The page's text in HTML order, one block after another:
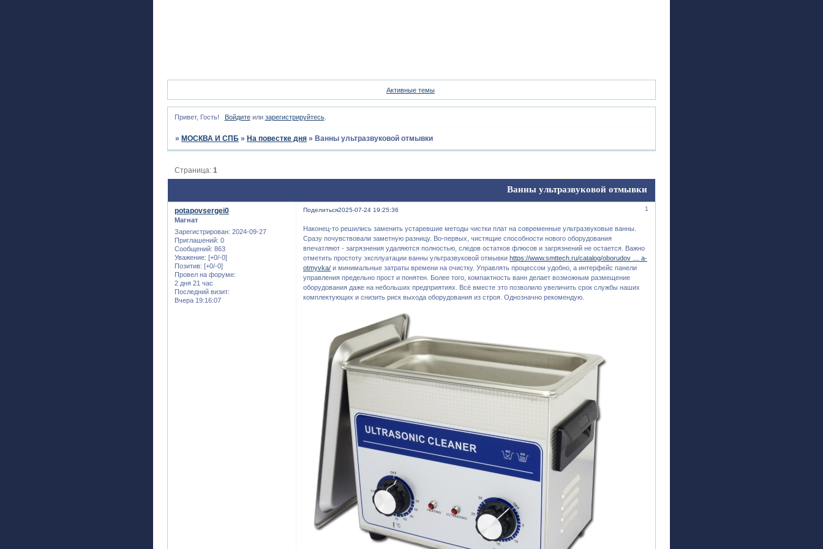
Активные темы
Привет, Гость! Войдитеили зарегистрируйтесь.
» МОСКВА И СПБ » На повестке дня » Ванны ультразвуковой отмывки
Ванны ультразвуковой отмывки
Страница:1
Поделиться 1
2025-07-24 19:25:36
potapovsergei0
Магнат
Зарегистрирован: 2024-09-27
Приглашений: 0
Сообщений: 863
Уважение: [+0/-0]
Позитив: [+0/-0]
Провел на форуме:
2 дня 21 час
Последний визит:
Вчера 19:16:07
Наконец-то решились заменить устаревшие методы чистки плат на современные ультразвуковые ванны.
Сразу почувствовали заметную разницу. Во-первых, чистящие способности нового оборудования
впечатляют - загрязнения удаляются полностью, следов остатков флюсов и загрязнений не остается. Важно
отметить простоту эксплуатации ванны ультразвуковой отмывкиhttps://www.smttech.ru/catalog/oborudov … a-
otmyvka/ и минимальные затраты времени на очистку. Управлять процессом удобно, а интерфейс панели
управления предельно прост и понятен. Более того, компактность ванн делает возможным размещение
оборудования даже на небольших предприятиях. Всё вместе это позволило увеличить срок службы наших
комплектующих и снизить риск выхода оборудования из строя. Однозначно рекомендую.